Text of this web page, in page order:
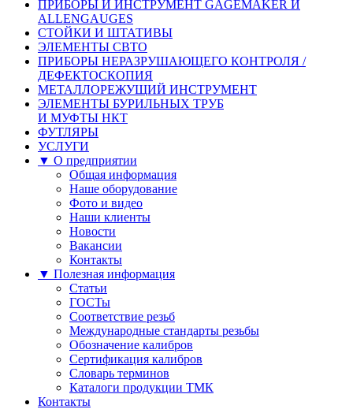
ПРИБОРЫ И ИНСТРУМЕНТ GAGEMAKER И
ALLENGAUGES
СТОЙКИ И ШТАТИВЫ
ЭЛЕМЕНТЫ СВТО
ПРИБОРЫ НЕРАЗРУШАЮЩЕГО КОНТРОЛЯ /
ДЕФЕКТОСКОПИЯ
МЕТАЛЛОРЕЖУЩИЙ ИНСТРУМЕНТ
ЭЛЕМЕНТЫ БУРИЛЬНЫХ ТРУБ
И МУФТЫ НКТ
ФУТЛЯРЫ
УСЛУГИ
▼ О предприятии
Общая информация
Наше оборудование
Фото и видео
Наши клиенты
Новости
Вакансии
Контакты
▼ Полезная информация
Статьи
ГОСТы
Соответствие резьб
Международные стандарты резьбы
Обозначение калибров
Сертификация калибров
Словарь терминов
Каталоги продукции ТМК
Контакты